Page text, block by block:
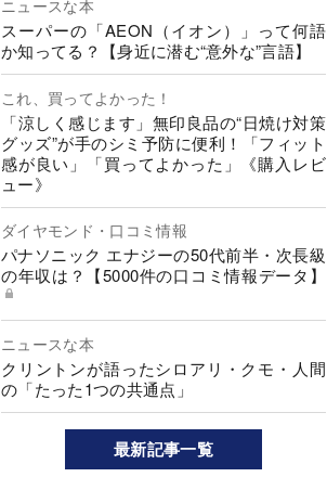
ニュースな本
スーパーの「AEON（イオン）」って何語
か知ってる？【身近に潜む“意外な”言語】
これ、買ってよかった！
「涼しく感じます」無印良品の“日焼け対策
グッズ”が手のシミ予防に便利！「フィット
感が良い」「買ってよかった」《購入レビ
ュー》
ダイヤモンド・口コミ情報
パナソニック エナジーの50代前半・次長級
の年収は？【5000件の口コミ情報データ】
ニュースな本
クリントンが語ったシロアリ・クモ・人間
の「たった1つの共通点」
最新記事一覧